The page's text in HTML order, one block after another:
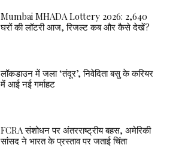
Mumbai MHADA Lottery 2026: 2,640
घरों की लॉटरी आज, रिजल्ट कब और कैसे देखें?
लॉकडाउन में जला ‘तंदूर’, निवेदिता बसु के करियर
में आई नई गर्माहट
FCRA संशोधन पर अंतरराष्ट्रीय बहस, अमेरिकी
सांसद ने भारत के प्रस्ताव पर जताई चिंता